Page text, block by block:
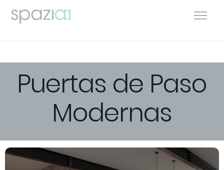
Puertas de Paso
Modernas